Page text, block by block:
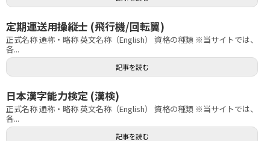
定期運送用操縦士 (飛行機/回転翼)
正式名称 通称・略称 英文名称（English） 資格の種類 ※当サイトでは、
各...
記事を読む
日本漢字能力検定 (漢検)
正式名称 通称・略称 英文名称（English） 資格の種類 ※当サイトでは、
各...
記事を読む